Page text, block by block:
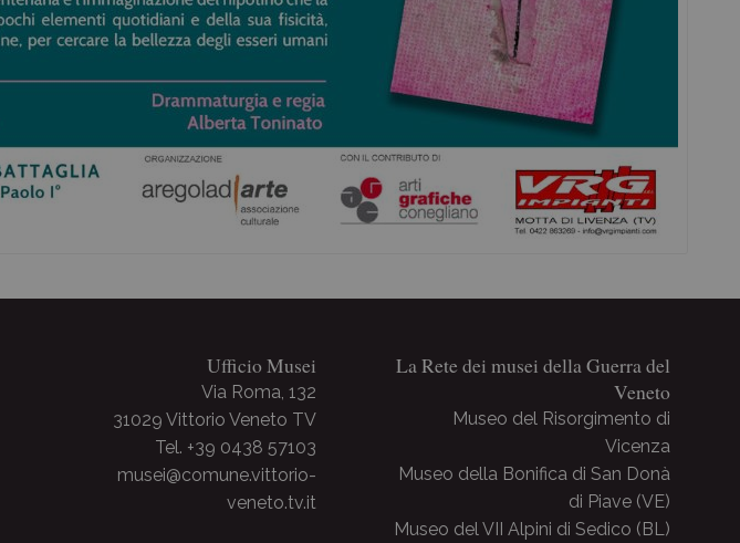
Ufficio Musei
Via Roma, 132
31029 Vittorio Veneto TV
Tel. +39 0438 57103
musei@comune.vittorio-
veneto.tv.it
La Rete dei musei della Guerra del
Veneto
Museo del Risorgimento di
Vicenza
Museo della Bonifica di San Donà
di Piave (VE)
Museo del VII Alpini di Sedico (BL)